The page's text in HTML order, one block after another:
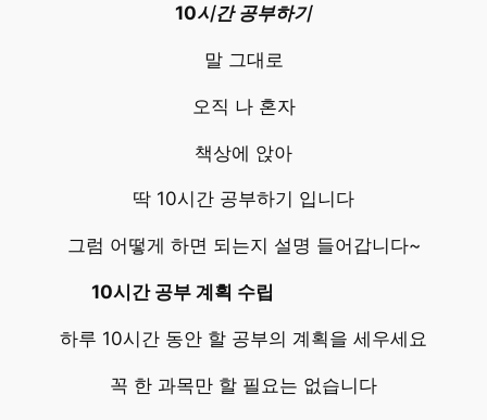
10시간 공부하기
말 그대로
오직 나 혼자
책상에 앉아
딱 10시간 공부하기 입니다
그럼 어떻게 하면 되는지 설명 들어갑니다~
10시간 공부 계획 수립
하루 10시간 동안 할 공부의 계획을 세우세요
꼭 한 과목만 할 필요는 없습니다